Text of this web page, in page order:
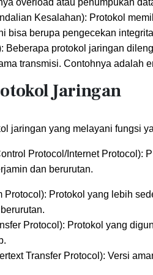
Kesalahan): Protokol
bisa berupa pengecekan
Beberapa protokol jaringan
transmisi. Contohnya adalah
Jaringan
jaringan yang melayani fungsi
Protocol/Internet Protocol):
dan berurutan.
Protocol): Protokol yang lebih
Protocol): Protokol yang
Transfer Protocol): Versi